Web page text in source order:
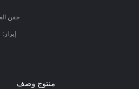
جفن
إبراز:
منتوج وصف